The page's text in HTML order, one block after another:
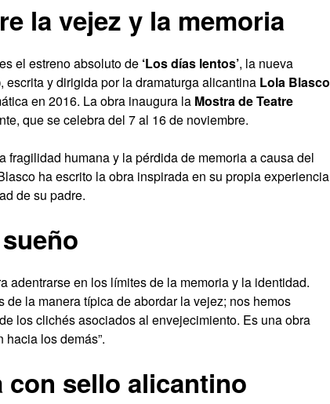
la vejez y la memoria
el estreno absoluto de ‘Los días lentos’, la nueva
, escrita y dirigida por la dramaturga alicantina Lola Blasco
en 2016. La obra inaugura la Mostra de Teatre
que se celebra del 7 al 16 de noviembre.
humana y la pérdida de memoria a causa del
ha escrito la obra inspirada en su propia experiencia
de su padre.
adentrarse en los límites de la memoria y la identidad.
la manera típica de abordar la vejez; nos hemos
los clichés asociados al envejecimiento. Es una obra
los demás”.
sello alicantino